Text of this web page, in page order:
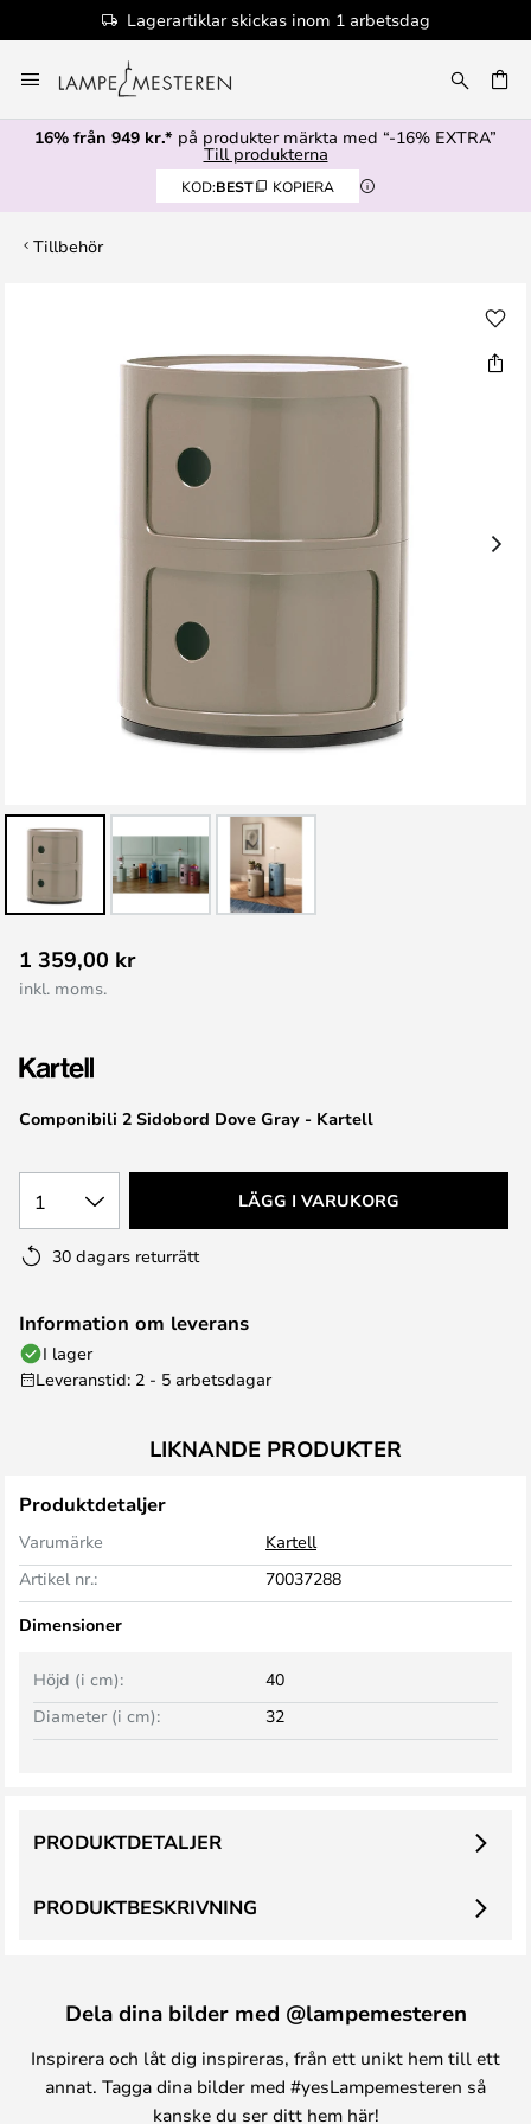
Lagerartiklar skickas inom 1 arbetsdag
till
innehållet
16% från 949 kr.* på produkter märkta med “-16% EXTRA”
Till produkterna
KOD:BEST KOPIERA
Tillbehör
till
början
bildgalleriet
Componibili 2 Sidobord Dove Gray - Kartell
1 359,00 kr
inkl. moms.
1 LÄGG I VARUKORG
30 dagars returrätt
Information om leverans
I lager
Leveranstid: 2 - 5 arbetsdagar
LIKNANDE PRODUKTER
Produktdetaljer
Varumärke
Kartell
Artikel nr.:
70037288
Dimensioner
Höjd (i cm):
40
Diameter (i cm):
32
PRODUKTBESKRIVNING
PRODUKTDETALJER
Dela dina bilder med @lampemesteren
Inspirera och låt dig inspireras, från ett unikt hem till ett
annat. Tagga dina bilder med #yesLampemesteren så
kanske du ser ditt hem här!